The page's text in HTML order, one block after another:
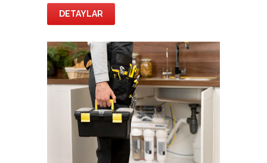
DETAYLAR